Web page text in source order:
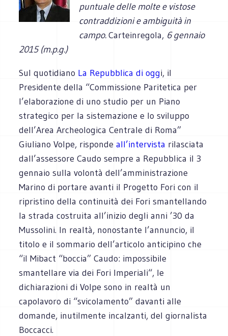
puntuale delle molte e vistose
contraddizioni e ambiguità in
campo.Carteinregola, 6 gennaio
2015 (m.p.g.)
Sul quotidiano La Repubblica di oggi, il
Presidente della “Commissione Paritetica per
l’elaborazione di uno studio per un Piano
strategico per la sistemazione e lo sviluppo
dell’Area Archeologica Centrale di Roma”
Giuliano Volpe, rispondeall’intervista rilasciata
dall’assessore Caudo sempre a Repubblica il 3
gennaio sulla volontà dell’amministrazione
Marino di portare avanti il Progetto Fori con il
ripristino della continuità dei Fori smantellando
la strada costruita all’inizio degli anni ’30 da
Mussolini. In realtà, nonostante l’annuncio, il
titolo e il sommario dell’articolo anticipino che
“il Mibact “boccia” Caudo: impossibile
smantellare via dei Fori Imperiali“, le
dichiarazioni di Volpe sono in realtà un
capolavoro di “svicolamento” davanti alle
domande, inutilmente incalzanti, del giornalista
Boccacci.